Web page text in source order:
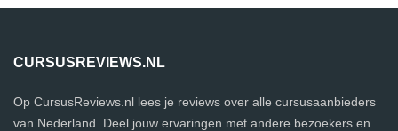
CURSUSREVIEWS.NL
Op CursusReviews.nl lees je reviews over alle cursusaanbieders
van Nederland. Deel jouw ervaringen met andere bezoekers en